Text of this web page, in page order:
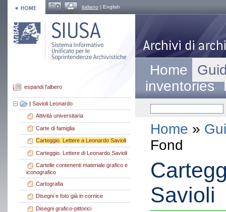
italiano | English
espandi l'albero
| Savioli Leonardo
Attività universitaria
Carte di famiglia
Carteggio. Lettere a Leonardo Savioli
Carteggio. Lettere di Leonardo Savioli
Cartelle contenenti materiale grafico e
iconografico
Cartografia
Disegni e foto già in cornice
Disegni grafico-pittorici
Home
inventories
Home »
Fond
Savioli